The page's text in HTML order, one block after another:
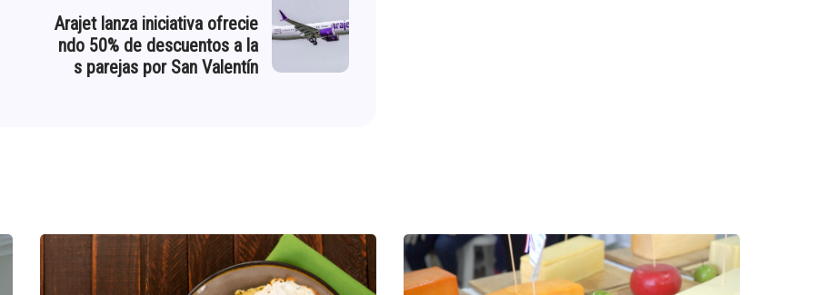
Arajet lanza iniciativa ofrecie
ndo 50% de descuentos a la
s parejas por San Valentín